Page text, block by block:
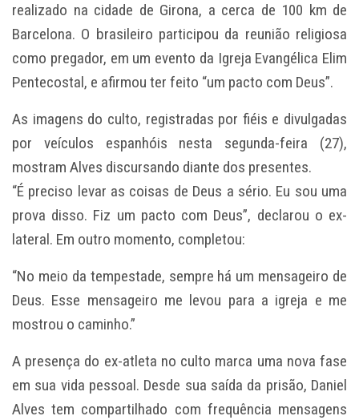
realizado na cidade de Girona, a cerca de 100 km de
Barcelona. O brasileiro participou da reunião religiosa
como pregador, em um evento da Igreja Evangélica Elim
Pentecostal, e afirmou ter feito “um pacto com Deus”.
As imagens do culto, registradas por fiéis e divulgadas
por veículos espanhóis nesta segunda-feira (27),
mostram Alves discursando diante dos presentes.
“É preciso levar as coisas de Deus a sério. Eu sou uma
prova disso. Fiz um pacto com Deus”, declarou o ex-
lateral. Em outro momento, completou:
“No meio da tempestade, sempre há um mensageiro de
Deus. Esse mensageiro me levou para a igreja e me
mostrou o caminho.”
A presença do ex-atleta no culto marca uma nova fase
em sua vida pessoal. Desde sua saída da prisão, Daniel
Alves tem compartilhado com frequência mensagens